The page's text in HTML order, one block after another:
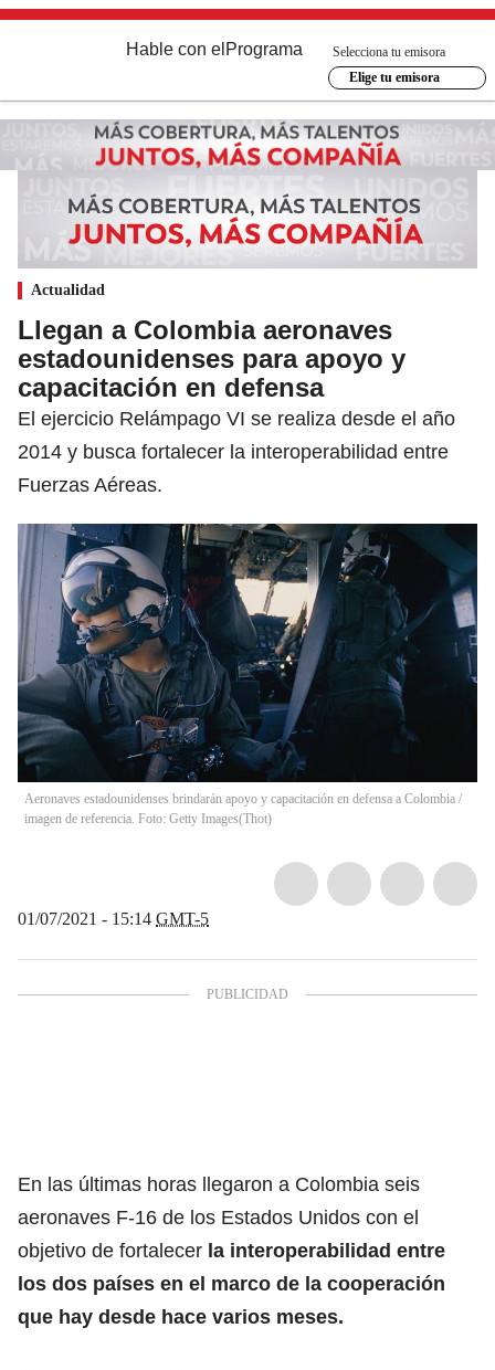
Hable con el Programa
Selecciona tu emisora
Elige tu emisora
Actualidad
Llegan a Colombia aeronaves
estadounidenses para apoyo y
capacitación en defensa
El ejercicio Relámpago VI se realiza desde el año
2014 y busca fortalecer la interoperabilidad entre
Fuerzas Aéreas.
Aeronaves estadounidenses brindarán apoyo y capacitación en defensa a Colombia /
imagen de referencia. Foto: Getty Images(Thot)
01/07/2021 - 15:14 GMT-5
En las últimas horas llegaron a Colombia seis
aeronaves F-16 de los Estados Unidos con el
objetivo de fortalecer la interoperabilidad entre
los dos países en el marco de la cooperación
que hay desde hace varios meses.